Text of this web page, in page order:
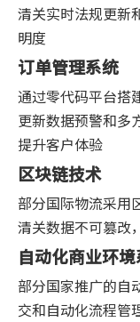
清关实时法规更新
明度
订单管理系统
通过零代码平台搭
更新数据预警和多
提升客户体验
区块链技术
部分国际物流采用
清关数据不可篡改
自动化商业环
部分国家推广的自
交和自动化流程管